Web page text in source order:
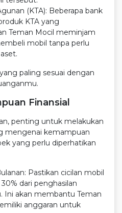
(KTA): Beberapa bank
KTA yang
Teman Mocil meminjam
mobil tanpa perlu
paling sesuai dengan
Finansial
penting untuk melakukan
mengenai kemampuan
yang perlu diperhatikan
Pastikan cicilan mobil
dari penghasilan
Ini akan membantu Teman
anggaran untuk